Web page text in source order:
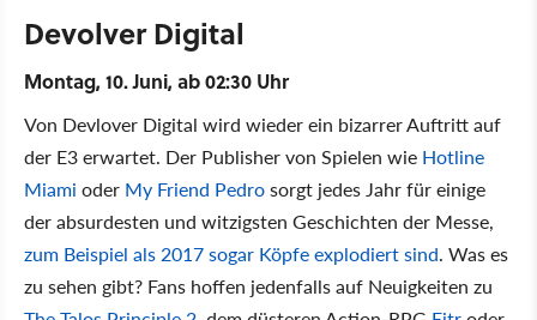
Devolver Digital
Montag, 10. Juni, ab 02:30 Uhr
Von Devlover Digital wird wieder ein bizarrer Auftritt auf
der E3 erwartet. Der Publisher von Spielen wie Hotline
Miami oder My Friend Pedrosorgt jedes Jahr für einige
der absurdesten und witzigsten Geschichten der Messe,
zum Beispiel als 2017 sogar Köpfe explodiert sind. Was es
zu sehen gibt? Fans hoffen jedenfalls auf Neuigkeiten zu